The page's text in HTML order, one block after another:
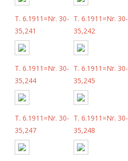
T. 6.1911=Nr. 30-
35,241
T. 6.1911=Nr. 30-
35,242
T. 6.1911=Nr. 30-
35,244
T. 6.1911=Nr. 30-
35,245
T. 6.1911=Nr. 30-
35,247
T. 6.1911=Nr. 30-
35,248